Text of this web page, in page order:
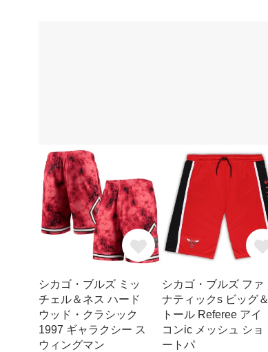
シカゴ・ブルズ ミッ
チェル＆ネス ハード
ウッド・クラシック
1997 ギャラクシー ス
ウィングマン
シカゴ・ブルズ ファ
ナティックs ビッグ＆
トール Referee アイ
コンic メッシュ ショ
ートパ